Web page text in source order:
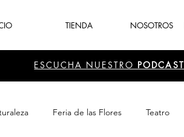
TIENDA NOSOTROS
ESCUCHA NUESTRO PODCAST
Feria de las Flores Teatro